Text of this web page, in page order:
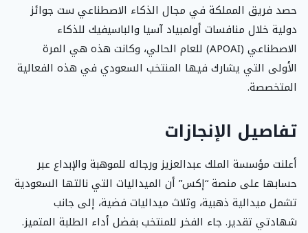
حصد فريق المملكة في مجال الذكاء الاصطناعي ست جوائز
دولية خلال منافسات أولمبياد آسيا والباسيفيك للذكاء
الاصطناعي (APOAI) للعام الحالي، وكانت هذه هي المرة
الأولى التي يشارك فيها المنتخب السعودي في هذه الفعالية
المتخصصة.
تفاصيل الإنجازات
أعلنت مؤسسة الملك عبدالعزيز ورجاله للموهبة والإبداع عبر
حسابها على منصة “إكس” أن الميداليات التي نالتها السعودية
تشمل ميدالية ذهبية، وثلاث ميداليات فضية، إلى جانب
شهادتي تقدير. جاء الفخر للمنتخب بفضل أداء الطلبة المتميز.